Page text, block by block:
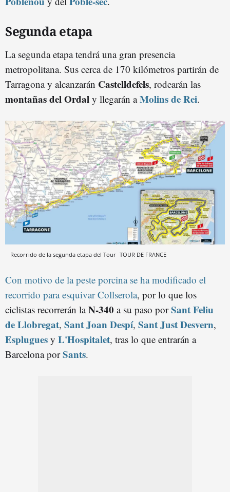
Segunda etapa
La segunda etapa tendrá una gran presencia
metropolitana. Sus cerca de 170 kilómetros partirán de
Tarragona y alcanzarán Castelldefels, rodearán las
montañas del Ordal y llegarán aMolins de Rei.
Recorrido de la segunda etapa del Tour TOUR DE FRANCE
Con motivo de la peste porcina se ha modificado el
recorrido para esquivar Collserola, por lo que los
ciclistas recorrerán laN-340 a su paso porSant Feliu
de Llobregat, Sant Joan Despí, Sant Just Desvern,
Esplugues y L'Hospitalet, tras lo que entrarán a
Barcelona porSants.